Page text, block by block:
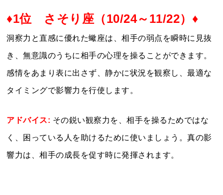
♦1位 さそり座（10/24～11/22）♦
洞察力と直感に優れた蠍座は、相手の弱点を瞬時に見抜
き、無意識のうちに相手の心理を操ることができます。
感情をあまり表に出さず、静かに状況を観察し、最適な
タイミングで影響力を行使します。
アドバイス: その鋭い観察力を、相手を操るためではな
く、困っている人を助けるために使いましょう。真の影
響力は、相手の成長を促す時に発揮されます。